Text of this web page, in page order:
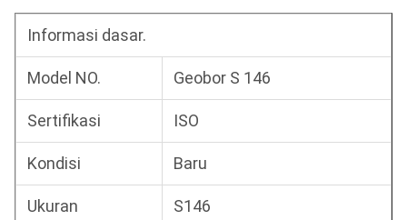
Informasi dasar.
Model NO. Geobor S 146
Sertifikasi ISO
Kondisi Baru
Ukuran S146